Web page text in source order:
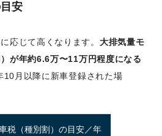
安
応じて高くなります。 大排気量モ
が年約6.6万〜11万円程度になる
10月以降に新車登録された場
税（種別割）の目安／年